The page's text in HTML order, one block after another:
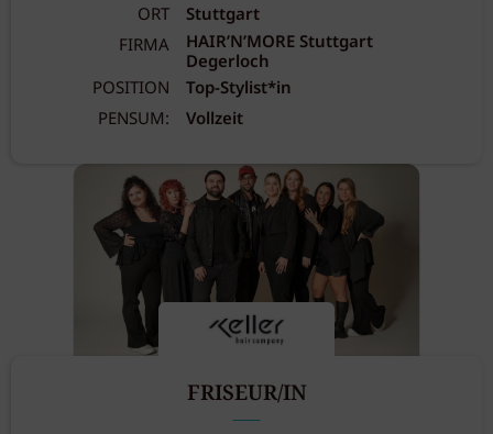
ORT
Stuttgart
FIRMA
HAIR’N’MORE Stuttgart
Degerloch
POSITION
Top-Stylist*in
PENSUM:
Vollzeit
FRISEUR/IN